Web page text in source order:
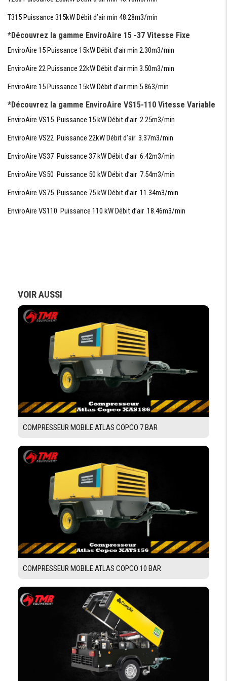
T315 Puissance 315kW Débit d’air min 48.28m3/min
*Découvrez la gamme EnviroAire 15 -37 Vitesse Fixe
EnviroAire 15 Puissance 15kW Débit d’air min 2.30m3/min
EnviroAire 22 Puissance 22kW Débit d’air min 3.50m3/min
EnviroAire 15 Puissance 15kW Débit d’air min 5.863/min
*Découvrez la gamme EnviroAire VS15-110 Vitesse Variable
EnviroAire VS15 Puissance 15 kW Débit d’air 2.25m3/min
EnviroAire VS22 Puissance 22kW Débit d’air 3.37m3/min
EnviroAire VS37 Puissance 37 kW Débit d’air 6.42m3/min
EnviroAire VS50 Puissance 50 kW Débit d’air 7.54m3/min
EnviroAire VS75 Puissance 75 kW Débit d’air 11.34m3/min
EnviroAire VS110 Puissance 110 kW Débit d’air 18.46m3/min
VOIR AUSSI
COMPRESSEUR MOBILE ATLAS COPCO 7 BAR
COMPRESSEUR MOBILE ATLAS COPCO 10 BAR